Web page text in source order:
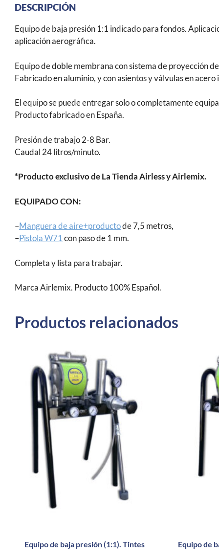
DESCRIPCIÓN
Equipo de baja presión 1:1 indicado para fondos.
aplicación aerográfica.
Equipo de doble membrana con sistema de proyección
Fabricado en aluminio, y con asientos y válvulas en acero
El equipo se puede entregar solo o completamente
Producto fabricado en España.
Presión de trabajo 2-8 Bar.
Caudal 24 litros/minuto.
*Producto exclusivo de La Tienda Airless y Airlemix.
EQUIPADO CON:
–Manguera de aire+productode 7,5 metros,
–Pistola W71con paso de 1 mm.
Completa y lista para trabajar.
Marca Airlemix. Producto 100% Español.
Productos relacionados
Equipo de baja presión (1:1). Tintes Equipo de